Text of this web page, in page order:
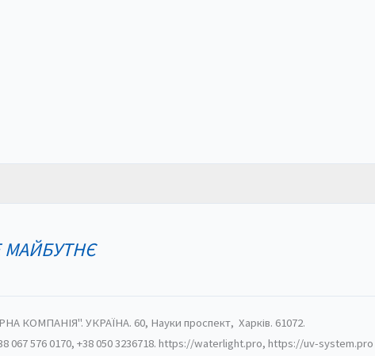
КОМПАНІЯ". УКРАЇНА. 60, Науки проспект, Харків. 61072.
067 576 0170, +38 050 3236718. https://waterlight.pro, https://uv-system.pro